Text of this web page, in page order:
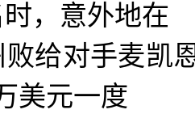
，意外地在
给对手麦凯
美元一度